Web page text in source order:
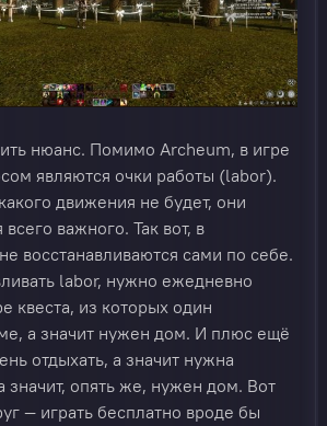
нюанс. Помимо Archeum, в игре
являются очки работы (labor).
движения не будет, они
важного. Так вот, в
восстанавливаются сами по себе.
labor, нужно ежедневно
квеста, из которых один
а значит нужен дом. И плюс ещё
отдыхать, а значит нужна
значит, опять же, нужен дом. Вот
— играть бесплатно вроде бы